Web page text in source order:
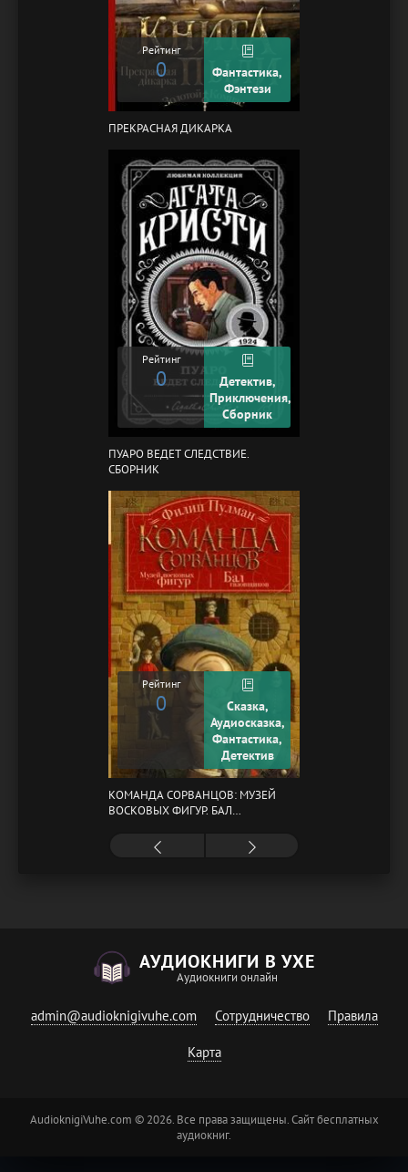
Рейтинг
0
Фантастика,
Фэнтези
ПРЕКРАСНАЯ ДИКАРКА
Рейтинг
0
Детектив,
Приключения,
Сборник
ПУАРО ВЕДЕТ СЛЕДСТВИЕ.
СБОРНИК
Рейтинг
0
Сказка,
Аудиосказка,
Фантастика,
Детектив
КОМАНДА СОРВАНЦОВ: МУЗЕЙ
ВОСКОВЫХ ФИГУР. БАЛ
АУДИОКНИГИ В УХЕ
Аудиокниги онлайн
admin@audioknigivuhe.com Сотрудничество Правила
Карта
AudioknigiVuhe.com © 2026. Все права защищены. Сайт бесплатных
аудиокниг.